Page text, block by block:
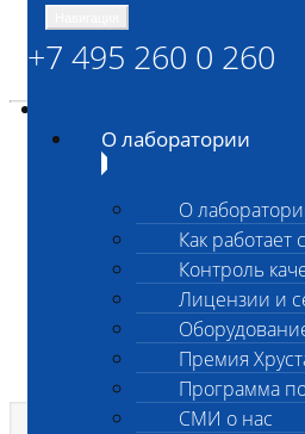
ШАНС
Независимая
+7 495 260 0 260
О лаборатории
О
Как
Контроль
Лицензии и
Премия
Программа
СМИ о нас